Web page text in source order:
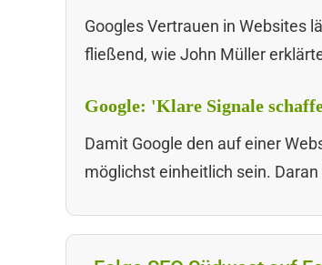
Googles Vertrauen in Websites
fließend, wie John Müller
Google: 'Klare Signale
Damit Google den auf einer
möglichst einheitlich sein.